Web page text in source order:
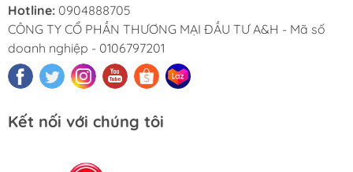
Hotline: 0904888705
CÔNG TY CỔ PHẦN THƯƠNG MẠI ĐẦU TƯ A&H - Mã số
doanh nghiệp - 0106797201
Kết nối với chúng tôi